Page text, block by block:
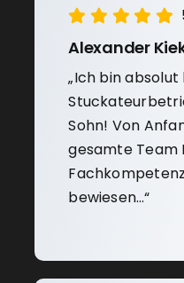
Alexander
„Ich bin
Sohn! Von
gesamte Team
bewiesen…“